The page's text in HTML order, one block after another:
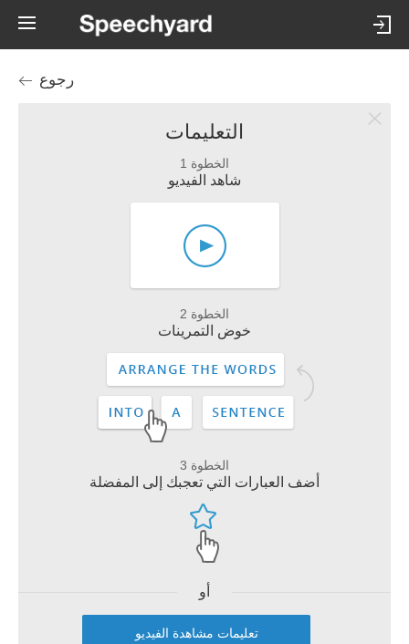
رجوع
التعليمات
الخطوة 1
شاهد الفيديو
الخطوة 2
خوض التمرينات
الخطوة 3
أضف العبارات التي تعجبك إلى المفضلة
أو
تعليمات مشاهدة الفيديو